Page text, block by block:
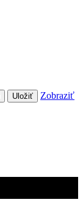
Uložiť
Zobraziť